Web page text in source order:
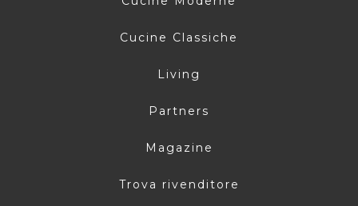
Cucine Classiche
Living
Partners
Magazine
Trova rivenditore